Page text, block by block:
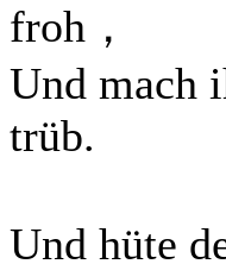
froh，
Und mach
trüb.
Und hüte